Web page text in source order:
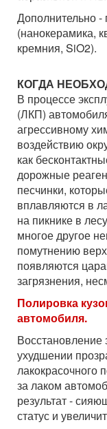
Дополнительно -
(нанокерамика,
кремния, SiO2).
КОГДА
В процессе
(ЛКП)
агрессивному
воздействию
как
дорожные
песчинки,
вплавляются в
на пикнике в
многое другое
помутнению
появляются
загрязнения,
Полировка
автомобиля.
Восстановление
ухудшении
лакокрасочного
за лаком
результат -
статус и